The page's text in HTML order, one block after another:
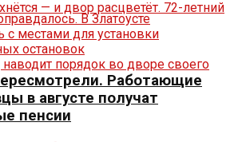
Работающие
в августе получат
пенсии